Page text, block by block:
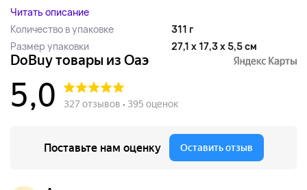
Читать описание
Количество в упаковке
311 г
Размер упаковки
27,1 x 17,3 x 5,5 см